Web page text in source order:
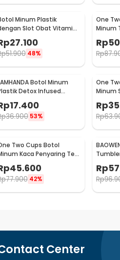
Minum Plastik
Slot Obat Vitamin
27.100
51.900 48%
One
Minum
Dingin
500ml -
Rp
Rp
Botol Minum
Detox Infused
17.400
36.900 53%
One
Minum
Water
YM006
Rp
Rp
Two Cups Botol
Kaca Penyaring Teh
Double Wall 230ml - X9001
45.600
77.900 42%
Dingin
A1A0
Rp
Rp
Center